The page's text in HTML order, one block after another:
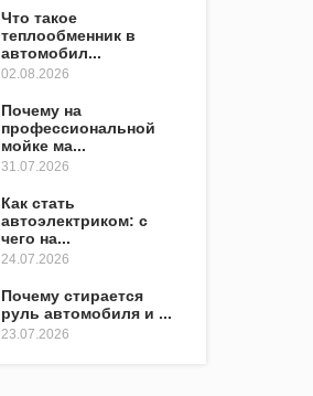
Что такое
теплообменник в
автомобил...
02.08.2026
Почему на
профессиональной
мойке ма...
31.07.2026
Как стать
автоэлектриком: с
чего на...
24.07.2026
Почему стирается
руль автомобиля и ...
23.07.2026